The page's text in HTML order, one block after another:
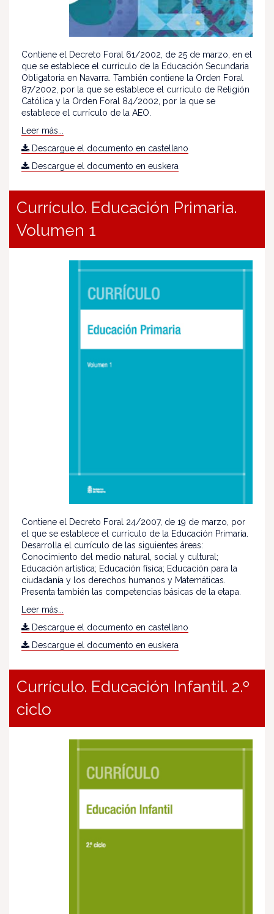
Contiene el Decreto Foral 61/2002, de 25 de marzo, en el
que se establece el currículo de la Educación Secundaria
Obligatoria en Navarra. También contiene la Orden Foral
87/2002, por la que se establece el currículo de Religión
Católica y la Orden Foral 84/2002, por la que se
establece el currículo de la AEO.
Leer más...
Descargue el documento en castellano
Descargue el documento en euskera
Currículo. Educación Primaria.
Volumen 1
Contiene el Decreto Foral 24/2007, de 19 de marzo, por
el que se establece el currículo de la Educación Primaria.
Desarrolla el currículo de las siguientes áreas:
Conocimiento del medio natural, social y cultural;
Educación artística; Educación física; Educación para la
ciudadanía y los derechos humanos y Matemáticas.
Presenta también las competencias básicas de la etapa.
Leer más...
Descargue el documento en castellano
Descargue el documento en euskera
Currículo. Educación Infantil. 2.º
ciclo